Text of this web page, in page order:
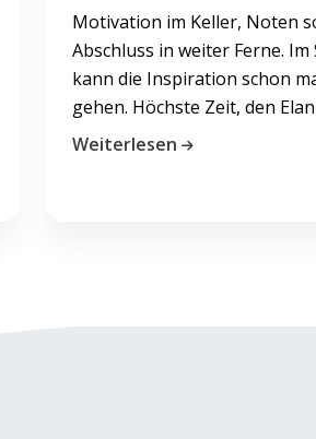
Motivation im Keller, Noten
Abschluss in weiter Ferne. Im
kann die Inspiration schon
gehen. Höchste Zeit, den Elan
Weiterlesen